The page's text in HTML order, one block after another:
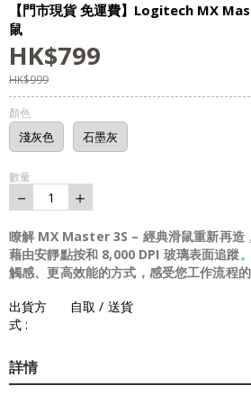
【門市現貨 免運費】Logitech MX
鼠
HK$799
HK$999
顏色
淺灰色 石墨灰
數量
－ 1 ＋
瞭解 MX Master 3S – 經典滑鼠重新再造
藉由安靜點按和 8,000 DPI 玻璃表面追蹤。
觸感、更高效能的方式，感受您工作流程的
出貨方
式 :
自取 / 送貨
詳情